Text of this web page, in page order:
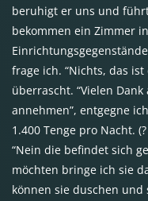
beruhigt er uns und
bekommen ein Zimmer
frage ich. “Nichts, das
überrascht. “Vielen
annehmen”, entgegne
1.400 Tenge pro Nacht.
“Nein die befindet sich
möchten bringe ich sie
können sie duschen und